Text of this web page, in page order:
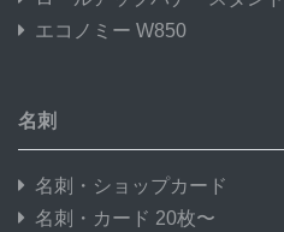
エコノミー W850
名刺
名刺・ショップカード
名刺・カード 20枚〜